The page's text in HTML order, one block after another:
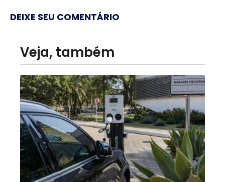
DEIXE SEU COMENTÁRIO
Veja, também